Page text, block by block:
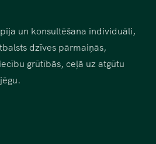
un konsultēšana individuāli,
dzīves pārmaiņās,
grūtībās, ceļā uz atgūtu